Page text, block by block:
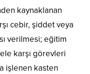
kaynaklanan
cebir, şiddet veya
verilmesi; eğitim
karşı görevleri
işlenen kasten